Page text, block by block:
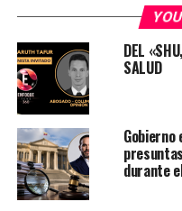
DEL
SALUD
durante